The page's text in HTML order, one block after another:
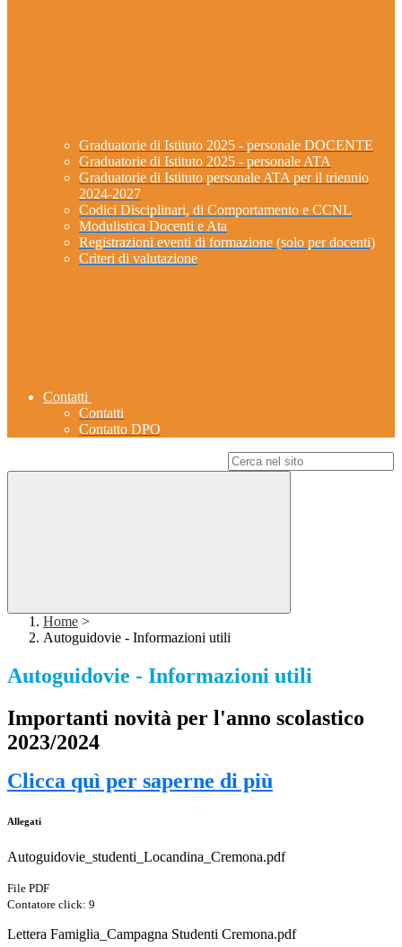
Graduatorie di Istituto 2025 - personale DOCENTE
Graduatorie di Istituto 2025 - personale ATA
Graduatorie di Istituto personale ATA per il triennio
2024-2027
Codici Disciplinari, di Comportamento e CCNL
Modulistica Docenti e Ata
Registrazioni eventi di formazione (solo per docenti)
Criteri di valutazione
Contatti
Contatti
Contatto DPO
Home >
Autoguidovie - Informazioni utili
Autoguidovie - Informazioni utili
Importanti novità per l'anno scolastico
2023/2024
Clicca quì per saperne di più
Allegati
Autoguidovie_studenti_Locandina_Cremona.pdf
File PDF
Contatore click: 9
Lettera Famiglia_Campagna Studenti Cremona.pdf